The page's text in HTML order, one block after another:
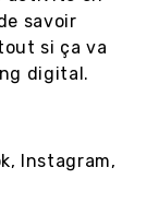
savoir
si ça va
digital.
Instagram,